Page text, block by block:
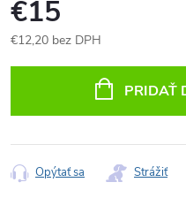
€15
€12,20 bez DPH
PRIDAŤ
Opýtať sa Strážiť